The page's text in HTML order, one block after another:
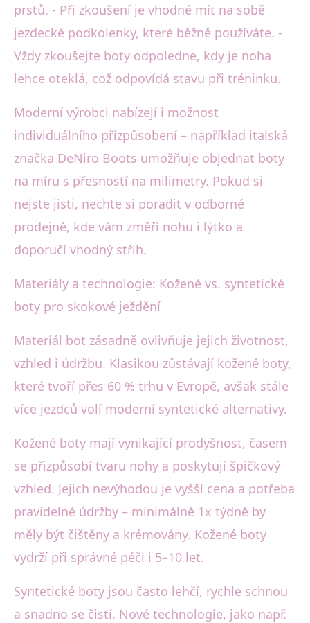
prstů. - Při zkoušení je vhodné mít na sobě
jezdecké podkolenky, které běžně používáte. -
Vždy zkoušejte boty odpoledne, kdy je noha
lehce oteklá, což odpovídá stavu při tréninku.
Moderní výrobci nabízejí i možnost
individuálního přizpůsobení – například italská
značka DeNiro Boots umožňuje objednat boty
na míru s přesností na milimetry. Pokud si
nejste jisti, nechte si poradit v odborné
prodejně, kde vám změří nohu i lýtko a
doporučí vhodný střih.
Materiály a technologie: Kožené vs. syntetické
boty pro skokové ježdění
Materiál bot zásadně ovlivňuje jejich životnost,
vzhled i údržbu. Klasikou zůstávají kožené boty,
které tvoří přes 60 % trhu v Evropě, avšak stále
více jezdců volí moderní syntetické alternativy.
Kožené boty mají vynikající prodyšnost, časem
se přizpůsobí tvaru nohy a poskytují špičkový
vzhled. Jejich nevýhodou je vyšší cena a potřeba
pravidelné údržby – minimálně 1x týdně by
měly být čištěny a krémovány. Kožené boty
vydrží při správné péči i 5–10 let.
Syntetické boty jsou často lehčí, rychle schnou
a snadno se čistí. Nové technologie, jako např.